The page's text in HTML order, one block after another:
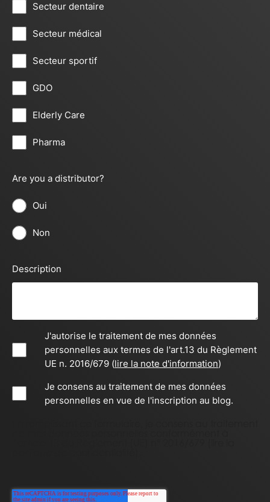
Secteur dentaire
Secteur médical
Secteur sportif
GDO
Elderly Care
Pharma
Are you a distributor?
Oui
Non
Description
J'autorise le traitement de mes données
personnelles aux termes de l'art.13 du Règlement
UE n. 2016/679 (lire la note d'information)
Je consens au traitement de mes données
personnelles en vue de l'inscription au blog.